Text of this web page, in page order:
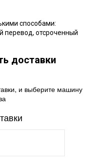
способами:
перевод, отсроченный
доставки
и выберите машину